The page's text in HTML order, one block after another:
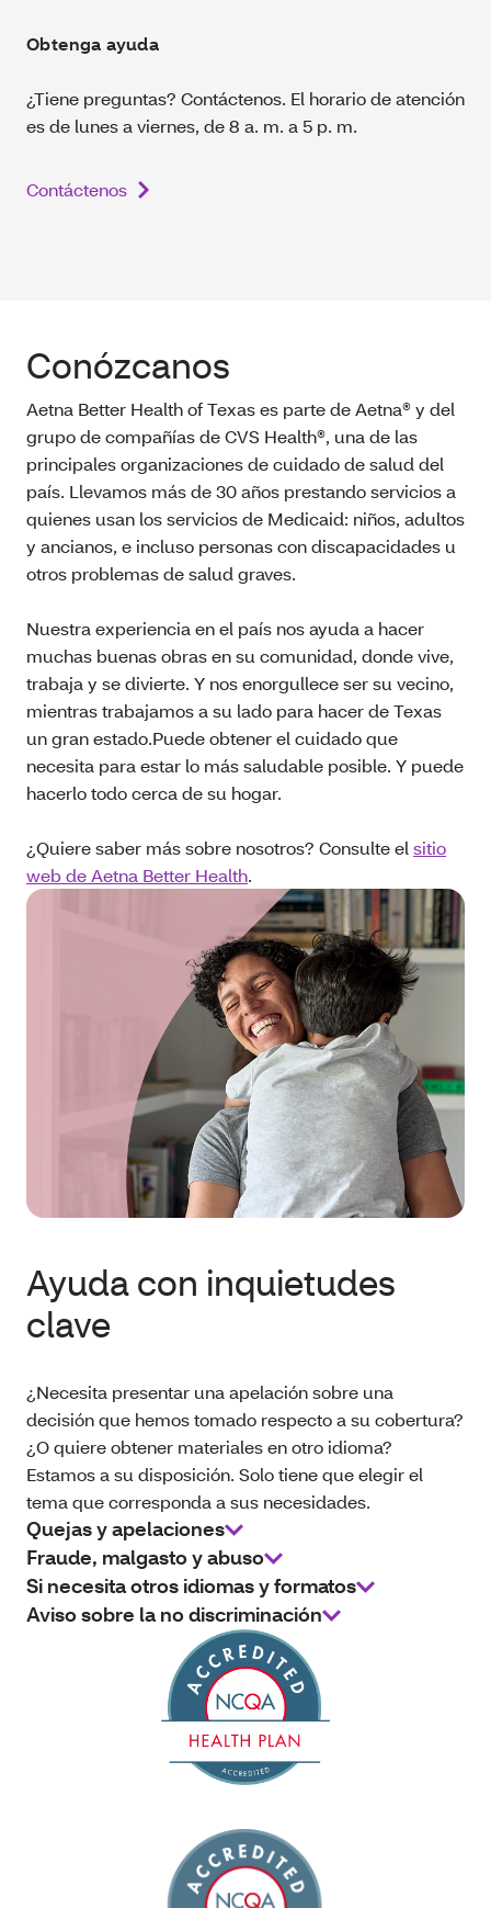
Obtenga ayuda
¿Tiene preguntas? Contáctenos. El horario de atención
es de lunes a viernes, de 8 a. m. a 5 p. m.
Contáctenos
Conózcanos
Aetna Better Health of Texas es parte de Aetna® y del
grupo de compañías de CVS Health®, una de las
principales organizaciones de cuidado de salud del
país. Llevamos más de 30 años prestando servicios a
quienes usan los servicios de Medicaid: niños, adultos
y ancianos, e incluso personas con discapacidades u
otros problemas de salud graves.
Nuestra experiencia en el país nos ayuda a hacer
muchas buenas obras en su comunidad, donde vive,
trabaja y se divierte. Y nos enorgullece ser su vecino,
mientras trabajamos a su lado para hacer de Texas
un gran estado.Puede obtener el cuidado que
necesita para estar lo más saludable posible. Y puede
hacerlo todo cerca de su hogar.
¿Quiere saber más sobre nosotros? Consulte elsitio
web de Aetna Better Health.
Ayuda con inquietudes
clave
¿Necesita presentar una apelación sobre una
decisión que hemos tomado respecto a su cobertura?
¿O quiere obtener materiales en otro idioma?
Estamos a su disposición. Solo tiene que elegir el
tema que corresponda a sus necesidades.
Quejas y apelaciones
Fraude, malgasto y abuso
Si necesita otros idiomas y formatos
Aviso sobre la no discriminación